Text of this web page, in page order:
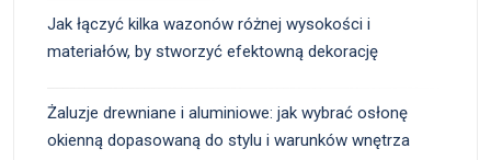
Jak łączyć kilka wazonów różnej wysokości i
materiałów, by stworzyć efektowną dekorację
Żaluzje drewniane i aluminiowe: jak wybrać osłonę
okienną dopasowaną do stylu i warunków wnętrza